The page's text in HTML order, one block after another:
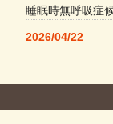
睡眠時無呼吸症
2026/04/22
FC Bombonera